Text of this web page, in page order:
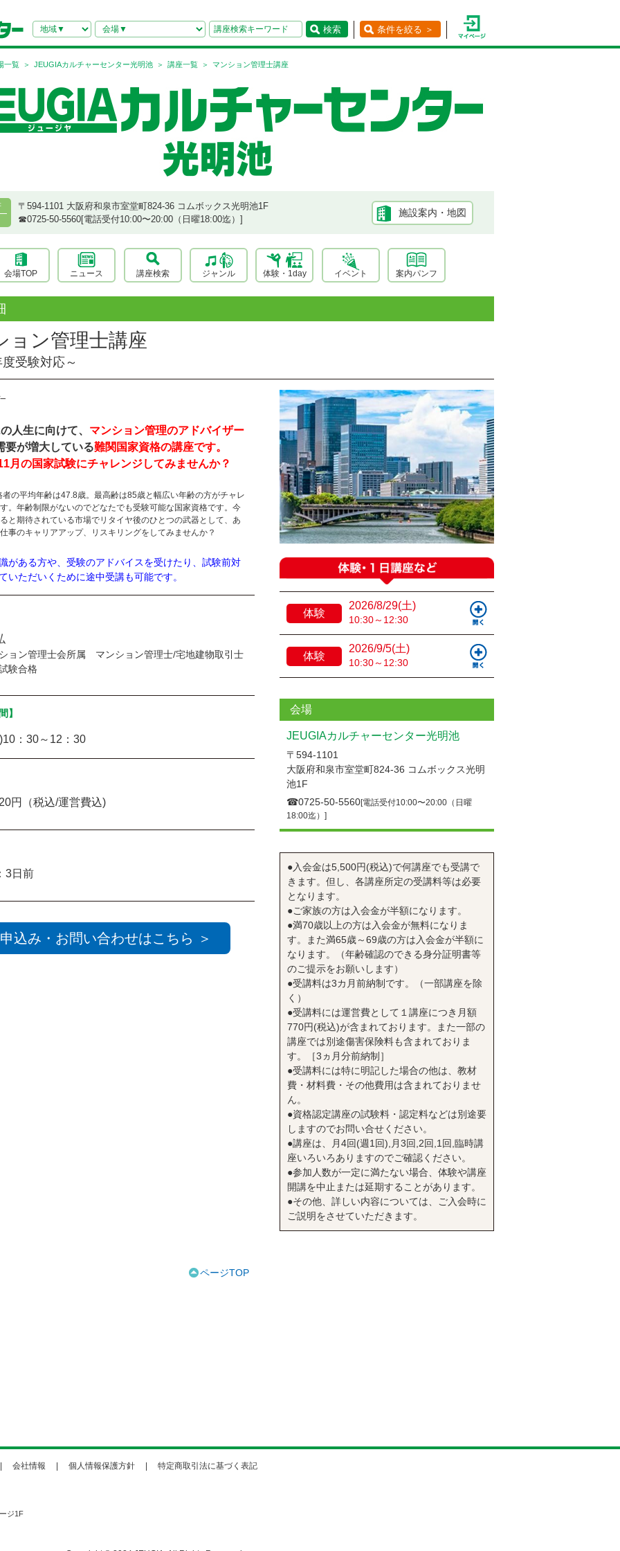
検索 条件を絞る ＞
一覧 JEUGIAカルチャーセンター光明池 講座一覧 マンション管理士講座
〒594-1101 大阪府和泉市室堂町824-36 コムボックス光明池1F
☎︎0725-50-5560[電話受付10:00〜20:00（日曜18:00迄）]
施設案内・地図
会場TOP ニュース 講座検索 ジャンル 体験・1day イベント 案内パンフ
ョン管理士講座
受験対応～
人生に向けて、 マンション管理のアドバイザー
要が増大している難関国家資格の講座です。
月の国家試験にチャレンジしてみませんか？
の平均年齢は47.8歳。最高齢は85歳と幅広い年齢の方がチャレ
。年齢制限がないのでどなたでも受験可能な国家資格です。今
と期待されている市場でリタイヤ後のひとつの武器として、あ
事のキャリアアップ、リスキリングをしてみませんか？
がある方や、受験のアドバイスを受けたり、試験前対
いただいくために途中受講も可能です。
ョン管理士会所属 マンション管理士/宅地建物取引士
験合格
】
：30～12：30
円（税込/運営費込)
3日前
込み・お問い合わせはこちら ＞
体験
2026/8/29(土)
10:30～12:30
体験
2026/9/5(土)
10:30～12:30
会場
JEUGIAカルチャーセンター光明池
〒594-1101
大阪府和泉市室堂町824-36 コムボックス光明
池1F
☎︎0725-50-5560[電話受付10:00〜20:00（日曜
18:00迄）]
●入会金は5,500円(税込)で何講座でも受講で
きます。但し、各講座所定の受講料等は必要
となります。
●ご家族の方は入会金が半額になります。
●満70歳以上の方は入会金が無料になりま
す。また満65歳～69歳の方は入会金が半額に
なります。（年齢確認のできる身分証明書等
のご提示をお願いします）
●受講料は3カ月前納制です。（一部講座を除
く）
●受講料には運営費として１講座につき月額
770円(税込)が含まれております。また一部の
講座では別途傷害保険料も含まれておりま
す。［3ヵ月分前納制］
●受講料には特に明記した場合の他は、教材
費・材料費・その他費用は含まれておりませ
ん。
●資格認定講座の試験料・認定料などは別途要
しますのでお問い合せください。
●講座は、月4回(週1回),月3回,2回,1回,臨時講
座いろいろありますのでご確認ください。
●参加人数が一定に満たない場合、体験や講座
開講を中止または延期することがあります。
●その他、詳しい内容については、ご入会時に
ご説明をさせていただきます。
ページTOP
会社情報 個人情報保護方針 特定商取引法に基づく表記
ジ1F